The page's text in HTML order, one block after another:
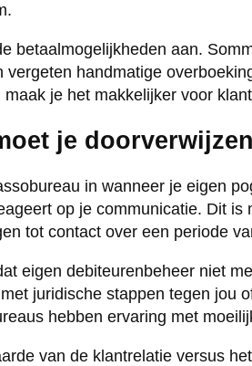
betaalmogelijkheden aan.
vergeten handmatige
maak je het makkelijker voor
je
in wanneer je eigen
op je communicatie. Dit is
tot contact over een periode
eigen debiteurenbeheer niet
juridische stappen tegen jou
hebben ervaring met
van de klantrelatie versus